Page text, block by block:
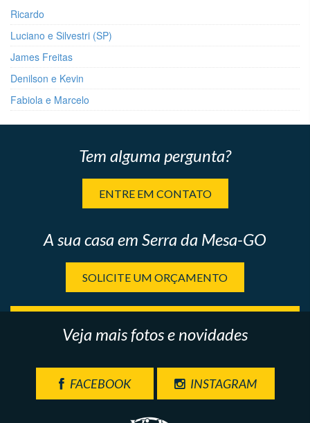
Ricardo
Luciano e Silvestri (SP)
James Freitas
Denilson e Kevin
Fabiola e Marcelo
Tem alguma pergunta?
ENTRE EM CONTATO
A sua casa em Serra da Mesa-GO
SOLICITE UM ORÇAMENTO
Veja mais fotos e novidades
FACEBOOK INSTAGRAM